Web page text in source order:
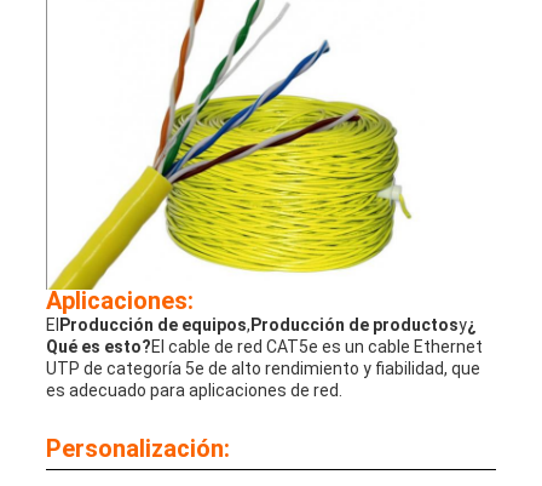
Aplicaciones:
El Producción de equipos, Producción de productosy¿
Qué es esto?El cable de red CAT5e es un cable Ethernet
UTP de categoría 5e de alto rendimiento y fiabilidad, que
es adecuado para aplicaciones de red.
Personalización: